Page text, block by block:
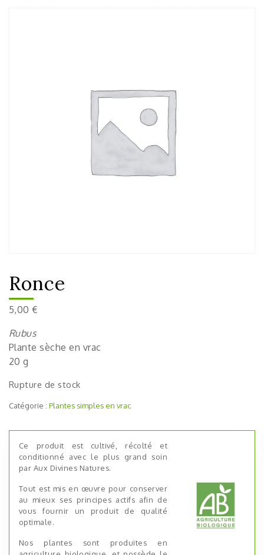
Ronce
5,00 €
Rubus
Plante sèche en vrac
20 g
Rupture de stock
Catégorie : Plantes simples en vrac
Ce produit est cultivé, récolté et
conditionné avec le plus grand soin
par Aux Divines Natures.
Tout est mis en œuvre pour conserver
au mieux ses principes actifs afin de
vous fournir un produit de qualité
optimale.
Nos plantes sont produites en